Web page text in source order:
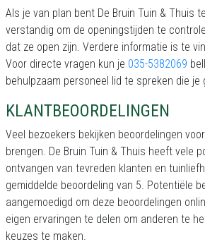
Als je van plan bent De Bruin Tuin & Thuis
verstandig om de openingstijden te
dat ze open zijn. Verdere informatie is te
Voor directe vragen kun je 035-5382069
behulpzaam personeel lid te spreken die je
KLANTBEOORDELINGEN
Veel bezoekers bekijken beoordelingen
brengen. De Bruin Tuin & Thuis heeft vele
ontvangen van tevreden klanten en
gemiddelde beoordeling van 5. Potentiële
aangemoedigd om deze beoordelingen
eigen ervaringen te delen om anderen te
keuzes te maken.